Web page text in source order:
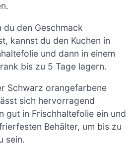
du den Geschmack
kannst du den Kuchen in
und dann in einem
bis zu 5 Tage lagern.
Schwarz orangefarbene
sich hervorragend
gut in Frischhaltefolie ein und
Behälter, um bis zu
sein.